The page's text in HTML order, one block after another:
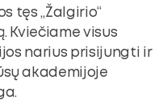
tęs „Žalgirio“
Kviečiame visus
narius prisijungti ir
akademijoje